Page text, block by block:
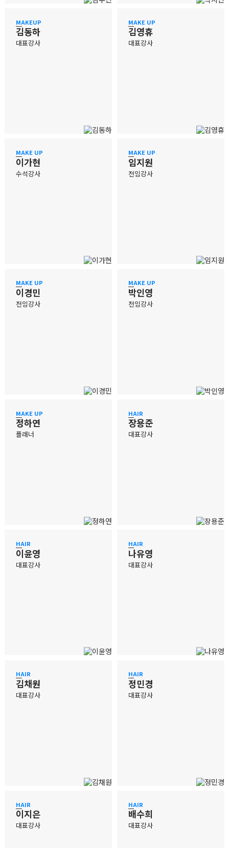
MAKEUP
김동하
대표강사
MAKE UP
김영휴
대표강사
MAKE UP
이가현
수석강사
MAKE UP
임지원
전임강사
MAKE UP
이경민
전임강사
MAKE UP
박인영
전임강사
MAKE UP
정하연
플래너
HAIR
장용준
대표강사
HAIR
이윤영
대표강사
HAIR
나유영
대표강사
HAIR
김채원
대표강사
HAIR
정민경
대표강사
HAIR
이지은
대표강사
HAIR
배수희
대표강사